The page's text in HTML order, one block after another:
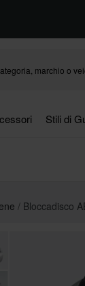
Stili di
Bloccadisco